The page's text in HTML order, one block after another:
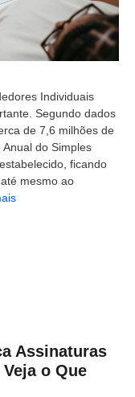
Individuais
Segundo dados
de 7,6 milhões de
do Simples
ficando
mesmo ao
Assinaturas
o Que